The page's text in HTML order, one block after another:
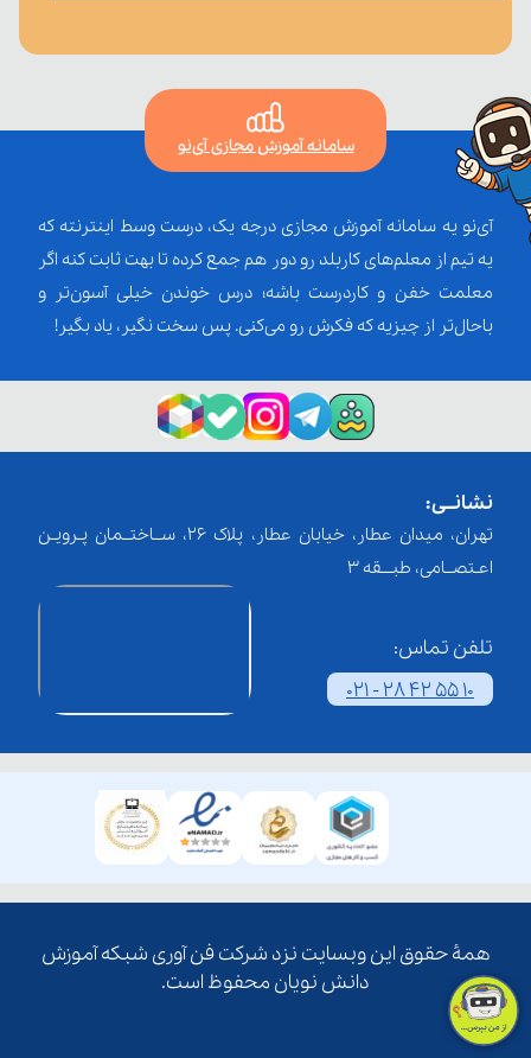
سامانه آموزش مجازی آی‌نو
آی‌نو یه سامانه آموزش مجازی درجه یک، درست وسط اینترنته که
یه تیم از معلم‌‌های کاربلد رو دور هم جمع کرده تا بهت ثابت کنه اگر
معلمت خفن و کاردرست باشه؛ درس خوندن خیلی آسون‌تر و
باحال‌تر از چیزیه که فکرش رو می‌کنی. پس سخت نگیر، یاد بگیر!
نشانــی:
تهران، میدان عطار، خیابان عطار، پلاک 26، ســاختــمان پـرویـن
اعـتصــامی، طبـــقه 3
تلفن تماس:
021 - 28 42 55 10
همۀ حقوق این وبسایت نزد شرکت فن آوری شبکه آموزش
دانش نویان محفوظ است.